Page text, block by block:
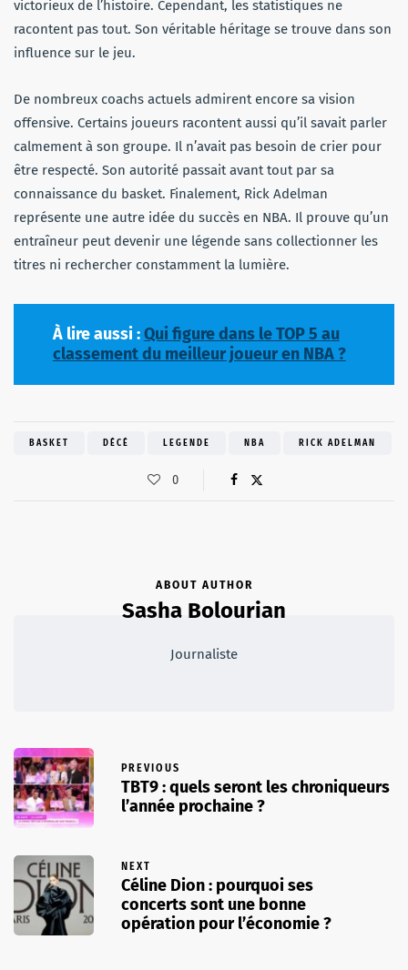
victorieux de l’histoire. Cependant, les statistiques ne
racontent pas tout. Son véritable héritage se trouve dans son
influence sur le jeu.
De nombreux coachs actuels admirent encore sa vision
offensive. Certains joueurs racontent aussi qu’il savait parler
calmement à son groupe. Il n’avait pas besoin de crier pour
être respecté. Son autorité passait avant tout par sa
connaissance du basket. Finalement, Rick Adelman
représente une autre idée du succès en NBA. Il prouve qu’un
entraîneur peut devenir une légende sans collectionner les
titres ni rechercher constamment la lumière.
À lire aussi :Qui figure dans le TOP 5 au
classement du meilleur joueur en NBA ?
BASKET DÉCÉ LEGENDE NBA RICK ADELMAN
0
ABOUT AUTHOR
Sasha Bolourian
Journaliste
PREVIOUS
TBT9 : quels seront les chroniqueurs
l’année prochaine ?
NEXT
Céline Dion : pourquoi ses
concerts sont une bonne
opération pour l’économie ?